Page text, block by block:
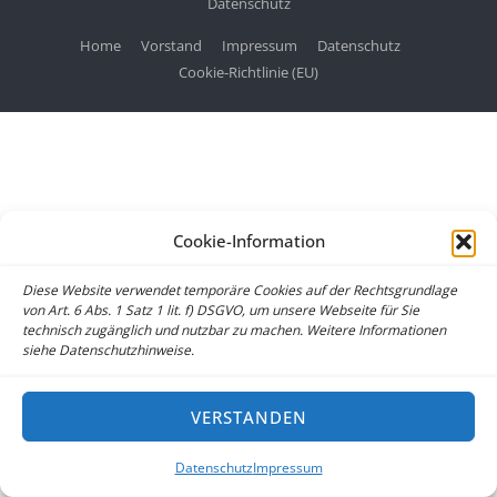
Cookie-Information
Diese Website verwendet temporäre Cookies auf der Rechtsgrundlage
von Art. 6 Abs. 1 Satz 1 lit. f) DSGVO, um unsere Webseite für Sie
technisch zugänglich und nutzbar zu machen. Weitere Informationen
siehe Datenschutzhinweise.
VERSTANDEN
DatenschutzImpressum
Home Vorstand Impressum
Datenschutz
Cookie-Richtlinie (EU)